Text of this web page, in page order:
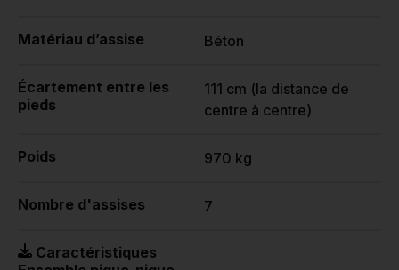
Matériau d’assise Béton
Écartement entre les
pieds
111 cm (la distance de
centre à centre)
Poids 970 kg
Nombre d'assises 7
Caractéristiques